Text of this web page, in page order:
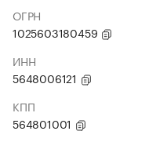
ОГРН
1025603180459
ИНН
5648006121
КПП
564801001